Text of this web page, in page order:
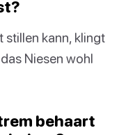
stillen kann, klingt
Niesen wohl
behaart